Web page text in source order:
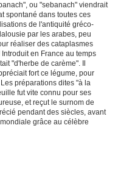
ou "sebanach" viendrait
spontané dans toutes ces
de l'antiquité gréco-
par les arabes, peu
réaliser des cataplasmes
en France au temps
"d'herbe de carème". Il
fort ce légume, pour
préparations dites "à la
fut vite connu pour ses
et reçut le surnom de
pendant des siècles, avant
grâce au célèbre